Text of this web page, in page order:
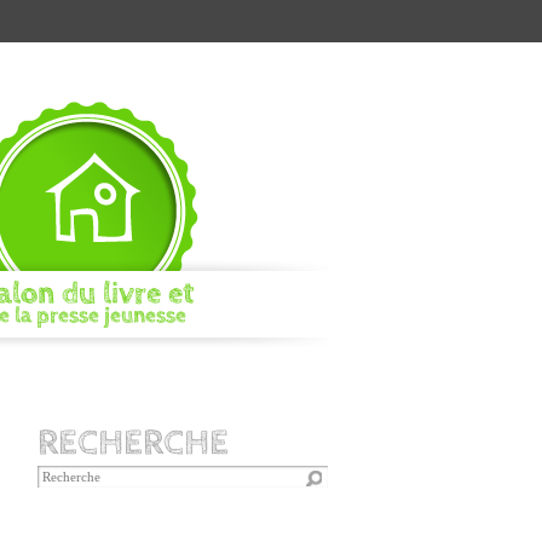
du livre et
la presse jeunesse
RECHERCHE